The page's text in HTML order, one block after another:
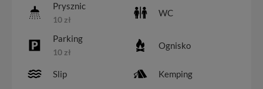
Prysznic
10 zł
WC
Parking
10 zł
Ognisko
Slip Kemping